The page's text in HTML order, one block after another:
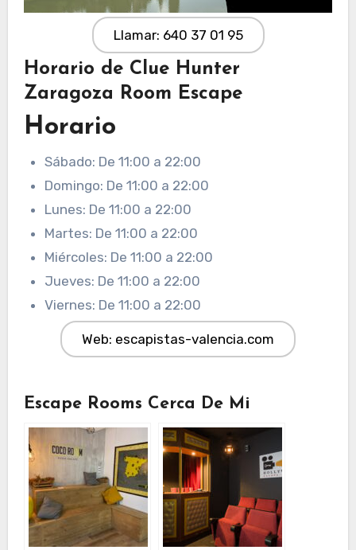
Llamar: 640 37 01 95
Horario de Clue Hunter
Zaragoza Room Escape
Horario
Sábado: De 11:00 a 22:00
Domingo: De 11:00 a 22:00
Lunes: De 11:00 a 22:00
Martes: De 11:00 a 22:00
Miércoles: De 11:00 a 22:00
Jueves: De 11:00 a 22:00
Viernes: De 11:00 a 22:00
Web: escapistas-valencia.com
Escape Rooms Cerca De Mi